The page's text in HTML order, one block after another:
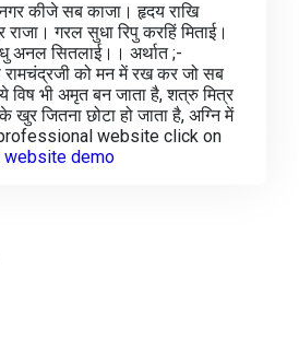
कीजे सब काजा। हृदय राखि
गरल सुधा रिपु करहिं मिताई।
अनल सितलाई।। अर्थात ;-
रामचंद्रजी को मन में रख कर जो सब
भी अमृत बन जाता है, शत्रु मित्र
खुर जितना छोटा हो जाता है, अग्नि में
website click on
website demo